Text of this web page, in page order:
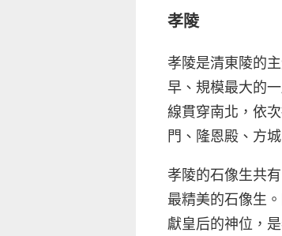
孝陵
孝陵是清東陵的
早、規模最大的
線貫穿南北，依
門、隆恩殿、方
孝陵的石像生共
最精美的石像生
獻皇后的神位，